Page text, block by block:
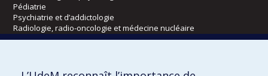
Pédiatrie
Psychiatrie et d’addictologie
Radiologie, radio-oncologie et médecine nucléaire